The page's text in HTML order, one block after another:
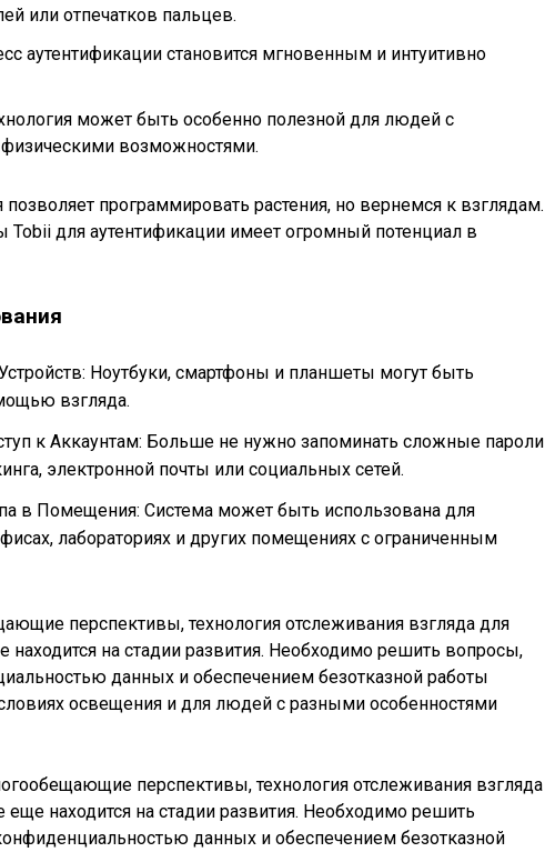
или отпечатков пальцев.
аутентификации становится мгновенным и интуитивно
может быть особенно полезной для людей с
возможностями.
позволяет программировать растения, но вернемся к взглядам.
Tobii для аутентификации имеет огромный потенциал в
Ноутбуки, смартфоны и планшеты могут быть
взгляда.
к Аккаунтам: Больше не нужно запоминать сложные пароли
электронной почты или социальных сетей.
в Помещения: Система может быть использована для
лабораториях и других помещениях с ограниченным
перспективы, технология отслеживания взгляда для
находится на стадии развития. Необходимо решить вопросы,
данных и обеспечением безотказной работы
освещения и для людей с разными особенностями
перспективы, технология отслеживания взгляда
еще находится на стадии развития. Необходимо решить
данных и обеспечением безотказной